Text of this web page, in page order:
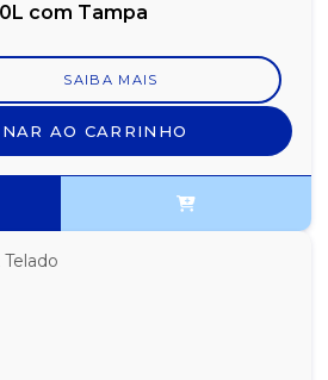
com Tampa
SAIBA MAIS
AO CARRINHO